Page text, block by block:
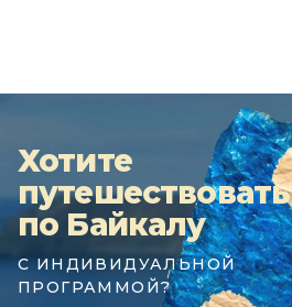
Хотите
путешествовать
по Байкалу
С ИНДИВИДУАЛЬНОЙ
ПРОГРАММОЙ?